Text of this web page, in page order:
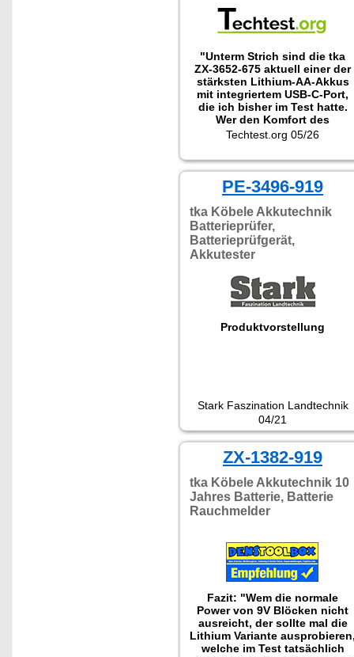
"Unterm Strich sind die tka
ZX-3652-675 aktuell einer der
stärksten Lithium-AA-Akkus
mit integriertem USB-C-Port,
die ich bisher im Test hatte.
Wer den Komfort des
kabellosen Ladens ohne
Kapazitätskompromiss sucht,
ist hier klar."
Techtest.org 05/26
PE-3496-919
tka Köbele Akkutechnik
Batterieprüfer,
Batterieprüfgerät,
Akkutester
Produktvorstellung
Stark Faszination Landtechnik
04/21
ZX-1382-919
tka Köbele Akkutechnik 10
Jahres Batterie, Batterie
Rauchmelder
Fazit: "Wem die normale
Power von 9V Blöcken nicht
ausreicht, der sollte mal die
Lithium Variante
welche im Test tatsächlich